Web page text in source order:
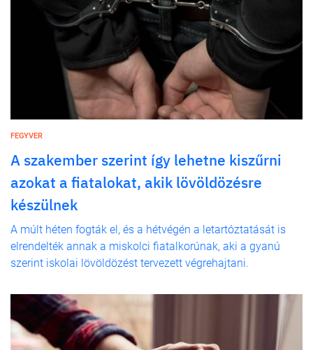
FEGYVER
A szakember szerint így lehetne kiszűrni
azokat a fiatalokat, akik lövöldözésre
készülnek
A múlt héten fogták el, és a hétvégén a letartóztatását is
elrendelték annak a miskolci fiatalkorúnak, aki a gyanú
szerint iskolai lövöldözést tervezett végrehajtani.